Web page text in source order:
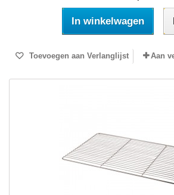
In winkelwagen
Toevoegen aan Verlanglijst Aan